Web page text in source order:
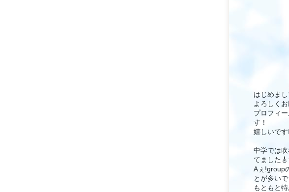
はじめまし
よろしく
プロフィ
す！
嬉しいです
中学では
てました
Aぇ!group
とが多い
もともと